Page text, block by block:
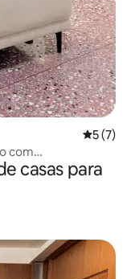
5 de
5 (7)
com
um dia
casas para